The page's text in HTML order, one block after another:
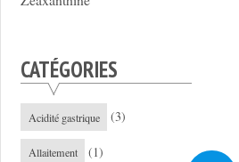
CATÉGORIES
Acidité gastrique (3)
Allaitement (1)